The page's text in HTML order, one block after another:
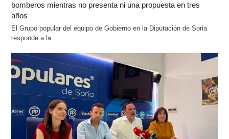
bomberos mientras no presenta ni una propuesta en tres
años
El Grupo popular del equipo de Gobierno en la Diputación de Soria
responde a la…